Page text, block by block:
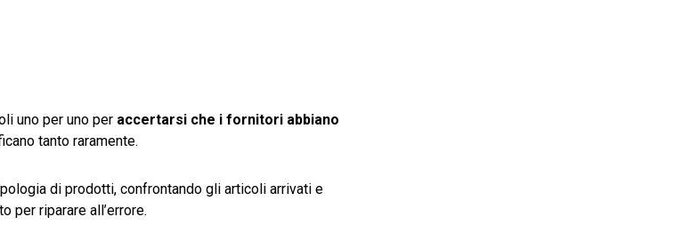
uno per uno per accertarsi che i fornitori abbiano
tanto raramente.
di prodotti, confrontando gli articoli arrivati e
per riparare all’errore.